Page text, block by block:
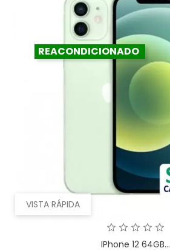
VISTA RÁPIDA
REACONDICIONADO
IPhone 12 64GB...